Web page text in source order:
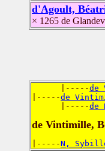
d'Agoult,
× 1265 de
      |-----
de
|-----de
      |-----
de
de Vintimille,
|-----N,